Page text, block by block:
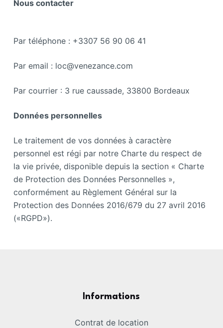
Nous contacter
Par téléphone : +3307 56 90 06 41
Par email : loc@venezance.com
Par courrier : 3 rue caussade, 33800 Bordeaux
Données personnelles
Le traitement de vos données à caractère
personnel est régi par notre Charte du respect de
la vie privée, disponible depuis la section « Charte
de Protection des Données Personnelles »,
conformément au Règlement Général sur la
Protection des Données 2016/679 du 27 avril 2016
(«RGPD»).
Informations
Contrat de location